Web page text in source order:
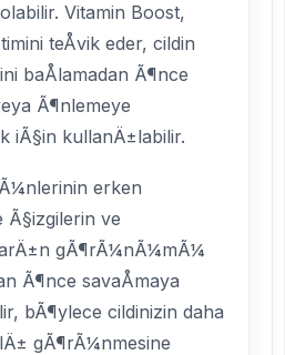
Vitamin Boost,
teÅvik eder, cildin
baÅlamadan Ã¶nce
Ã¶nlemeye
iÃ§in kullanÄ±labilir.
erken
Ã§izgilerin ve
gÃ¶rÃ¼nÃ¼mÃ¼
Ã¶nce savaÅmaya
bÃ¶ylece cildinizin daha
gÃ¶rÃ¼nmesine